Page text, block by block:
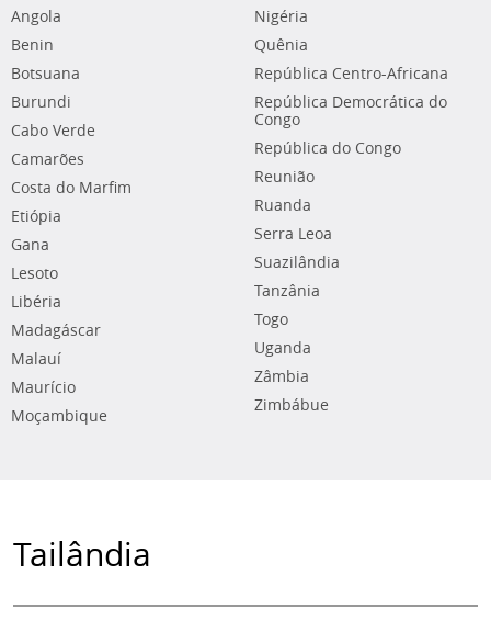
Angola
Benin
Botsuana
Burundi
Cabo Verde
Camarões
Costa do Marfim
Etiópia
Gana
Lesoto
Libéria
Madagáscar
Malauí
Maurício
Moçambique
Nigéria
Quênia
República Centro-Africana
República Democrática do
Congo
República do Congo
Reunião
Ruanda
Serra Leoa
Suazilândia
Tanzânia
Togo
Uganda
Zâmbia
Zimbábue
Tailândia